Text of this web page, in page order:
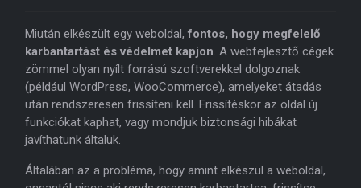
Miután elkészült egy weboldal,fontos, hogy megfelelő
karbantartást és védelmet kapjon . A webfejlesztő cégek
zömmel olyan nyílt forrású szoftverekkel dolgoznak
(például WordPress, WooCommerce), amelyeket átadás
után rendszeresen frissíteni kell. Frissítéskor az oldal új
funkciókat kaphat, vagy mondjuk biztonsági hibákat
javíthatunk általuk.
Általában az a probléma, hogy amint elkészül a weboldal,